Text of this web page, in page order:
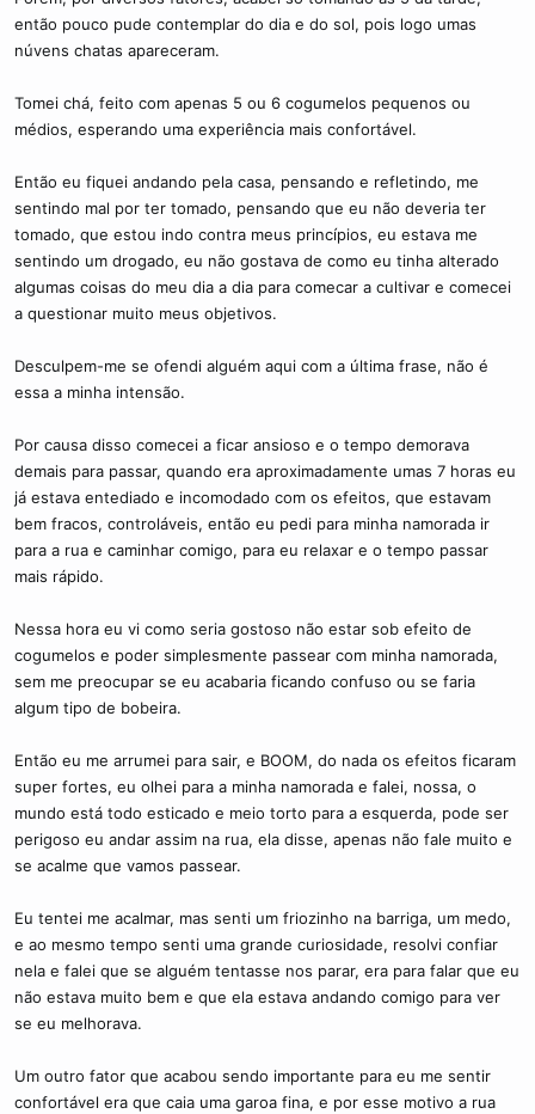
então pouco pude contemplar do dia e do sol, pois logo umas
núvens chatas apareceram.
Tomei chá, feito com apenas 5 ou 6 cogumelos pequenos ou
médios, esperando uma experiência mais confortável.
Então eu fiquei andando pela casa, pensando e refletindo, me
sentindo mal por ter tomado, pensando que eu não deveria ter
tomado, que estou indo contra meus princípios, eu estava me
sentindo um drogado, eu não gostava de como eu tinha alterado
algumas coisas do meu dia a dia para comecar a cultivar e comecei
a questionar muito meus objetivos.
Desculpem-me se ofendi alguém aqui com a última frase, não é
essa a minha intensão.
Por causa disso comecei a ficar ansioso e o tempo demorava
demais para passar, quando era aproximadamente umas 7 horas eu
já estava entediado e incomodado com os efeitos, que estavam
bem fracos, controláveis, então eu pedi para minha namorada ir
para a rua e caminhar comigo, para eu relaxar e o tempo passar
mais rápido.
Nessa hora eu vi como seria gostoso não estar sob efeito de
cogumelos e poder simplesmente passear com minha namorada,
sem me preocupar se eu acabaria ficando confuso ou se faria
algum tipo de bobeira.
Então eu me arrumei para sair, e BOOM, do nada os efeitos ficaram
super fortes, eu olhei para a minha namorada e falei, nossa, o
mundo está todo esticado e meio torto para a esquerda, pode ser
perigoso eu andar assim na rua, ela disse, apenas não fale muito e
se acalme que vamos passear.
Eu tentei me acalmar, mas senti um friozinho na barriga, um medo,
e ao mesmo tempo senti uma grande curiosidade, resolvi confiar
nela e falei que se alguém tentasse nos parar, era para falar que eu
não estava muito bem e que ela estava andando comigo para ver
se eu melhorava.
Um outro fator que acabou sendo importante para eu me sentir
confortável era que caia uma garoa fina, e por esse motivo a rua